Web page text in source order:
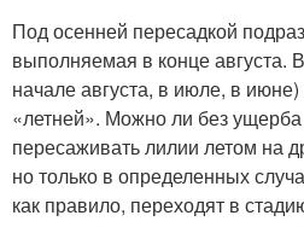
Под осенней пересадкой
выполняемая в конце августа.
начале августа, в июле, в
«летней». Можно ли без
пересаживать лилии летом на
но только в определенных
как правило, переходят в